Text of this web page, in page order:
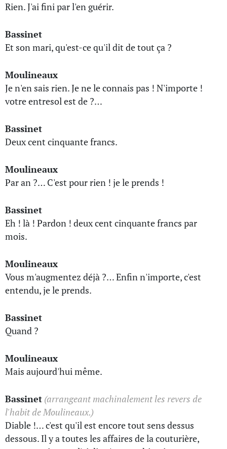
Rien. J'ai fini par l'en guérir.
Bassinet
Et son mari, qu'est-ce qu'il dit de tout ça ?
Moulineaux
Je n'en sais rien. Je ne le connais pas ! N'importe !
votre entresol est de ?…
Bassinet
Deux cent cinquante francs.
Moulineaux
Par an ?… C'est pour rien ! je le prends !
Bassinet
Eh ! là ! Pardon ! deux cent cinquante francs par
mois.
Moulineaux
Vous m'augmentez déjà ?… Enfin n'importe, c'est
entendu, je le prends.
Bassinet
Quand ?
Moulineaux
Mais aujourd'hui même.
Bassinet (arrangeant machinalement les revers de
l'habit de Moulineaux.)
Diable !… c'est qu'il est encore tout sens dessus
dessous. Il y a toutes les affaires de la couturière,